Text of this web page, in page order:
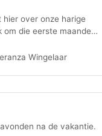
hier over onze harige
om die eerste maanden
Wingelaar
na de vakantie.